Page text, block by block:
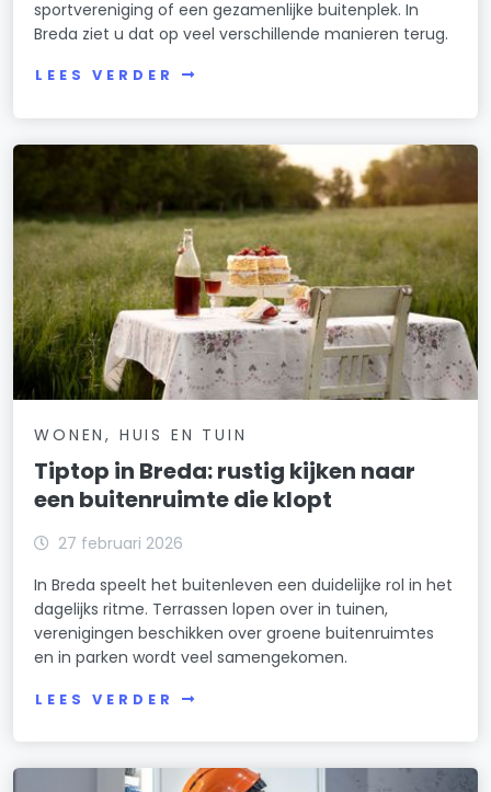
sportvereniging of een gezamenlijke buitenplek. In
Breda ziet u dat op veel verschillende manieren terug.
LEES VERDER
WONEN, HUIS EN TUIN
Tiptop in Breda: rustig kijken naar
een buitenruimte die klopt
27 februari 2026
In Breda speelt het buitenleven een duidelijke rol in het
dagelijks ritme. Terrassen lopen over in tuinen,
verenigingen beschikken over groene buitenruimtes
en in parken wordt veel samengekomen.
LEES VERDER